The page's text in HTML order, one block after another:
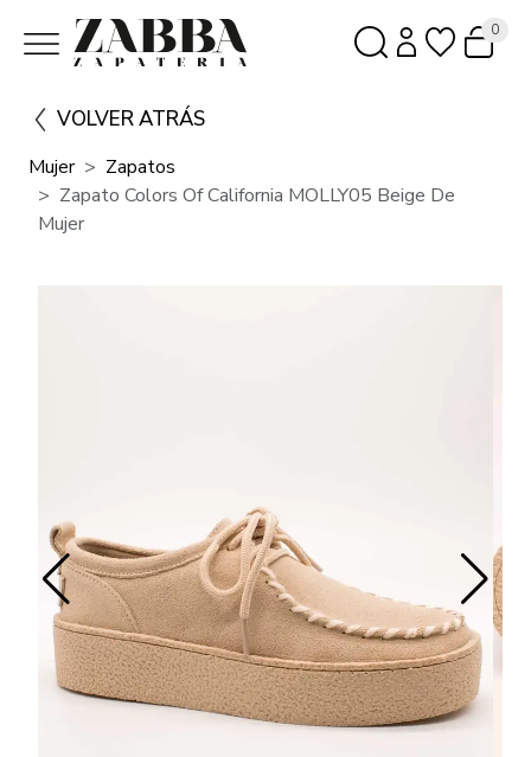
0
VOLVER ATRÁS
Mujer
Zapatos
Zapato Colors Of California MOLLY05 Beige De
Mujer